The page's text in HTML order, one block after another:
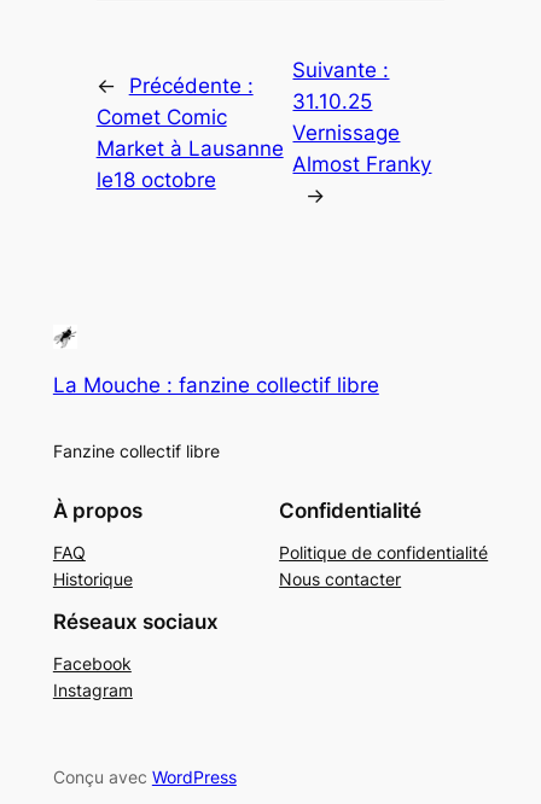
←
Précédente :
Comet Comic
Market à Lausanne
le18 octobre
Suivante :
31.10.25
Vernissage
Almost Franky
→
La Mouche : fanzine collectif libre
Fanzine collectif libre
À propos
FAQ
Historique
Confidentialité
Politique de confidentialité
Nous contacter
Réseaux sociaux
Facebook
Instagram
Conçu avec WordPress